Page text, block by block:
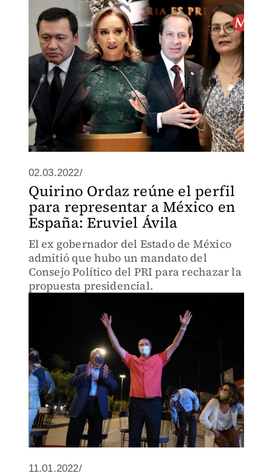
02.03.2022/
Quirino Ordaz reúne el perfil
para representar a México en
España: Eruviel Ávila
El ex gobernador del Estado de México
admitió que hubo un mandato del
Consejo Político del PRI para rechazar la
propuesta presidencial.
11.01.2022/